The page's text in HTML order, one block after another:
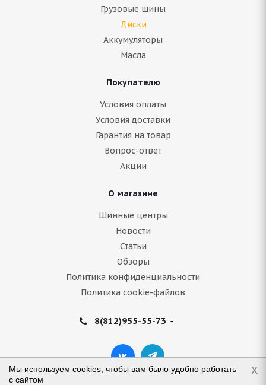
Грузовые шины
Диски
Аккумуляторы
Масла
Покупателю
Условия оплаты
Условия доставки
Гарантия на товар
Вопрос-ответ
Акции
О магазине
Шинные центры
Новости
Статьи
Обзоры
Политика конфиденциальности
Политика cookie-файлов
8(812)955-55-73
Мы используем cookies, чтобы вам было удобно работать
с сайтом
x